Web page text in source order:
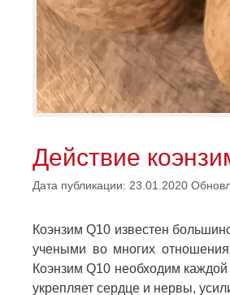
Действие
Дата публикации: 23.01.2020
Коэнзим Q10 известен
учеными во многих
Коэнзим Q10 необходим
укрепляет сердце и нервы,